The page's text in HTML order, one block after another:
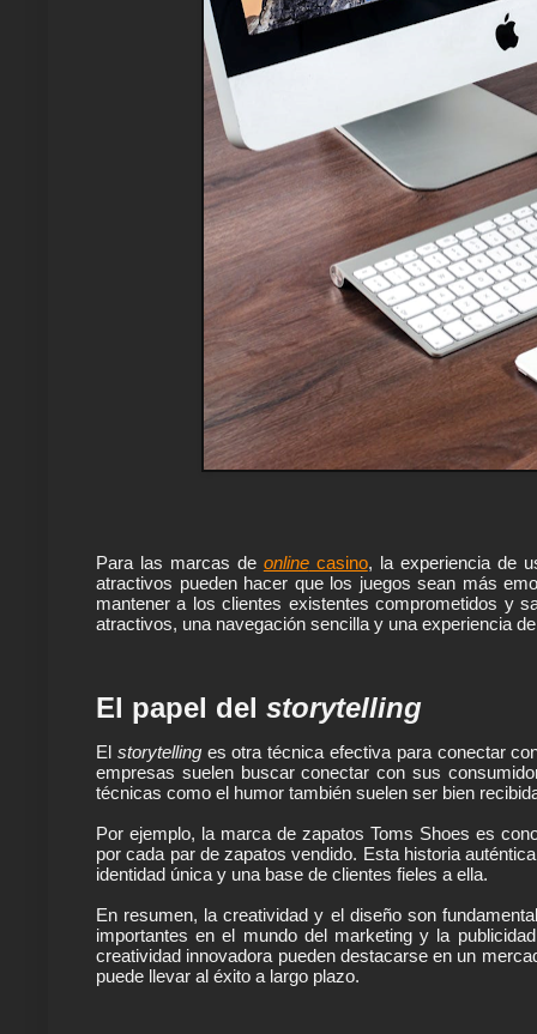
Para las marcas de online casino, la experiencia de
atractivos pueden hacer que los juegos sean más
mantener a los clientes existentes comprometidos y
atractivos, una navegación sencilla y una experiencia
El papel del storytelling
El storytelling es otra técnica efectiva para conectar
empresas suelen buscar conectar con sus
técnicas como el humor también suelen ser bien
Por ejemplo, la marca de zapatos Toms Shoes es
por cada par de zapatos vendido. Esta historia
identidad única y una base de clientes fieles a ella.
En resumen, la creatividad y el diseño son
importantes en el mundo del marketing y la
creatividad innovadora pueden destacarse en un
puede llevar al éxito a largo plazo.